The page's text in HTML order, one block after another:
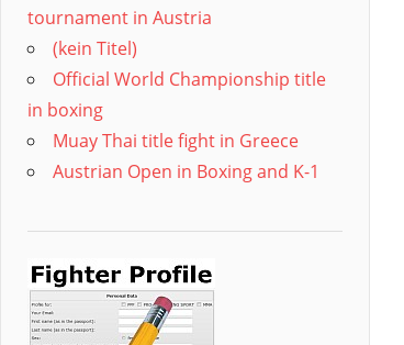
tournament in Austria
(kein Titel)
Official World Championship title
in boxing
Muay Thai title fight in Greece
Austrian Open in Boxing and K-1